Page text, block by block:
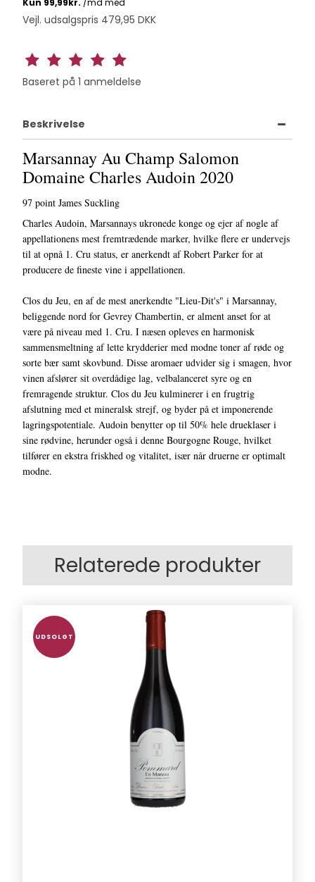
Vejl. udsalgspris 479,95 DKK
Baseret på 1 anmeldelse
Beskrivelse
Marsannay Au Champ Salomon
Domaine Charles Audoin 2020
97 point James Suckling
Charles Audoin, Marsannays ukronede konge og ejer af nogle af
appellationens mest fremtrædende marker, hvilke flere er undervejs
til at opnå 1. Cru status, er anerkendt af Robert Parker for at
producere de fineste vine i appellationen.
Clos du Jeu, en af de mest anerkendte "Lieu-Dit's" i Marsannay,
beliggende nord for Gevrey Chambertin, er alment anset for at
være på niveau med 1. Cru. I næsen opleves en harmonisk
sammensmeltning af lette krydderier med modne toner af røde og
sorte bær samt skovbund. Disse aromaer udvider sig i smagen, hvor
vinen afslører sit overdådige lag, velbalanceret syre og en
fremragende struktur. Clos du Jeu kulminerer i en frugtrig
afslutning med et mineralsk strejf, og byder på et imponerende
lagringspotentiale. Audoin benytter op til 50% hele drueklaser i
sine rødvine, herunder også i denne Bourgogne Rouge, hvilket
tilfører en ekstra friskhed og vitalitet, især når druerne er optimalt
modne.
Relaterede produkter
UDSOLGT